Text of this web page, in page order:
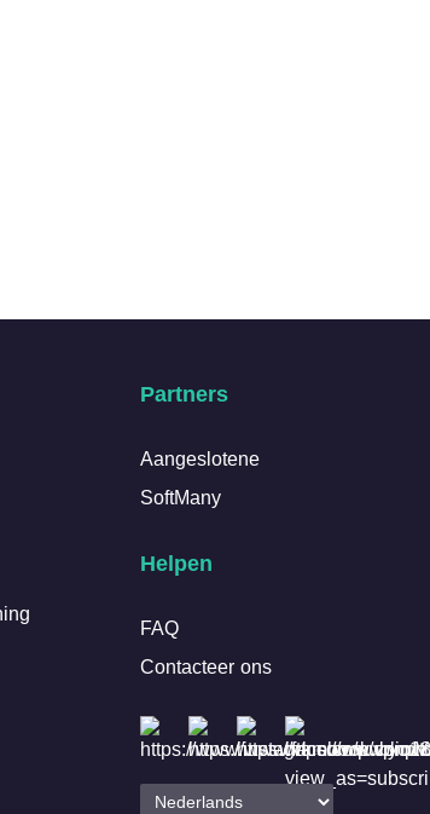
Partners
Aangeslotene
SoftMany
Helpen
FAQ
Contacteer ons